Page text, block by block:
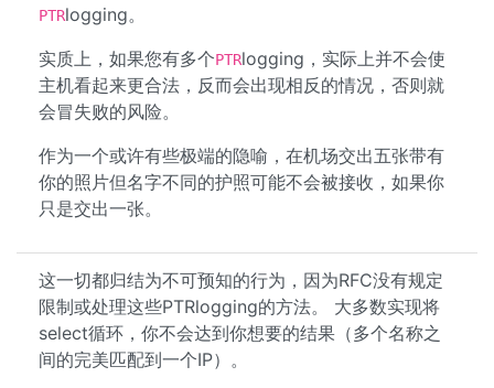
PTRlogging。
实质上，如果您有多个PTRlogging，实际上并不会使
主机看起来更合法，反而会出现相反的情况，否则就
会冒失败的风险。
作为一个或许有些极端的隐喻，在机场交出五张带有
你的照片但名字不同的护照可能不会被接收，如果你
只是交出一张。
这一切都归结为不可预知的行为，因为RFC没有规定
限制或处理这些PTRlogging的方法。 大多数实现将
select循环，你不会达到你想要的结果（多个名称之
间的完美匹配到一个IP）。